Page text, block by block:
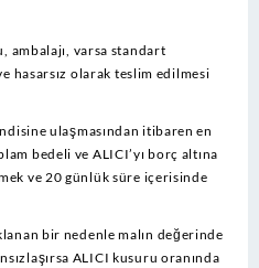
ambalajı, varsa standart
hasarsız olarak teslim edilmesi
ulaşmasından itibaren en
bedeli ve ALICI’yı borç altına
ve 20 günlük süre içerisinde
bir nedenle malın değerinde
ALICI kusuru oranında